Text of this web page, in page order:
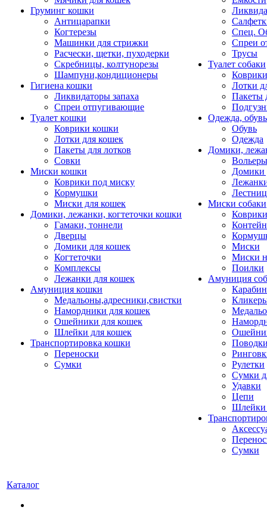
Груминг кошки
Антицарапки
Когтерезы
Машинки для стрижки
Расчески, щетки, пуходерки
Скребницы, колтунорезы
Шампуни,кондиционеры
Гигиена кошки
Ликвидаторы запаха
Спреи отпугивающие
Туалет кошки
Коврики кошки
Лотки для кошек
Пакеты для лотков
Совки
Миски кошки
Коврики под миску
Кормушки
Миски для кошек
Домики, лежанки, когтеточки кошки
Гамаки, тоннели
Дверцы
Домики для кошек
Когтеточки
Комплексы
Лежанки для кошек
Амуниция кошки
Медальоны,адресники,свистки
Намордники для кошек
Ошейники для кошек
Шлейки для кошек
Транспортировка кошки
Переноски
Сумки
Спец.
Спреи
Трусы
Туалет собаки
Коврики
Лотки
Пакеты
Одежда, обувь
Обувь
Одежда
Домики,
Домики
Миски собаки
Миски
Миски
Поилки
Амуниция
Рулетки
Сумки
Удавки
Цепи
Шлейки
Сумки
Каталог